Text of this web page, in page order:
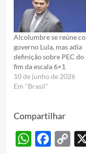
Alcolumbre se reúne
governo Lula, mas adia
definição sobre PEC do
fim da escala 6×1
10 de junho de 2026
Em "Brasil"
Compartilhar